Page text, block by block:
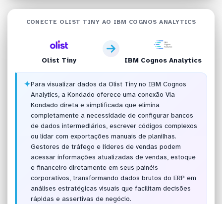
CONECTE OLIST TINY AO IBM COGNOS ANALYTICS
Olist Tiny IBM Cognos Analytics
✦Para visualizar dados da Olist Tiny no IBM Cognos
Analytics, a Kondado oferece uma conexão Via
Kondado direta e simplificada que elimina
completamente a necessidade de configurar bancos
de dados intermediários, escrever códigos complexos
ou lidar com exportações manuais de planilhas.
Gestores de tráfego e líderes de vendas podem
acessar informações atualizadas de vendas, estoque
e financeiro diretamente em seus painéis
corporativos, transformando dados brutos do ERP em
análises estratégicas visuais que facilitam decisões
rápidas e assertivas de negócio.